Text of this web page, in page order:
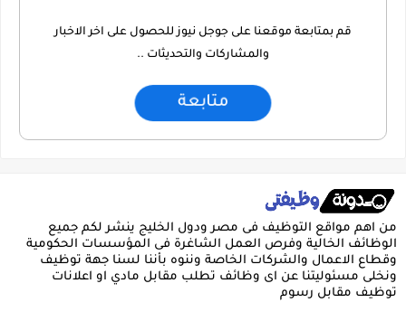
قم بمتابعة موقعنا على جوجل نيوز للحصول على اخر الاخبار
والمشاركات والتحديثات ..
متابعة
من اهم مواقع التوظيف فى مصر ودول الخليج ينشر لكم جميع
الوظائف الخالية وفرص العمل الشاغرة فى المؤسسات الحكومية
وقطاع الاعمال والشركات الخاصة وننوه بأننا لسنا جهة توظيف
ونخلى مسئوليتنا عن اى وظائف تطلب مقابل مادي او اعلانات
توظيف مقابل رسوم